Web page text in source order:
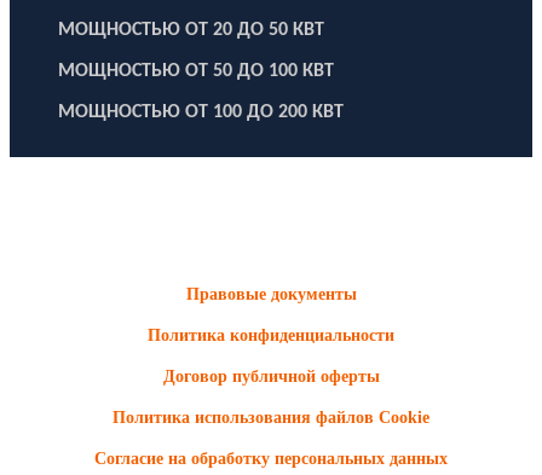
МОЩНОСТЬЮ ОТ 20 ДО 50 КВТ
МОЩНОСТЬЮ ОТ 50 ДО 100 КВТ
МОЩНОСТЬЮ ОТ 100 ДО 200 КВТ
Правовые документы
Политика конфиденциальности
Договор публичной оферты
Политика использования файлов Cookie
Согласие на обработку персональных данных